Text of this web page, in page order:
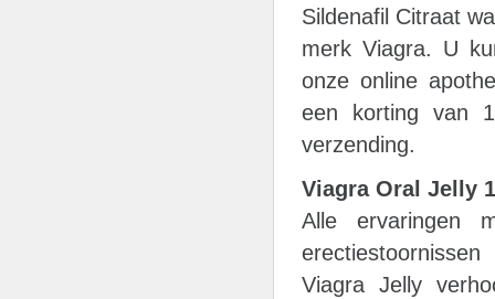
Sildenafil Citraat
merk Viagra. U
onze online
een korting van
verzending.
Viagra Oral Jelly
Alle ervaringen
Viagra Jelly